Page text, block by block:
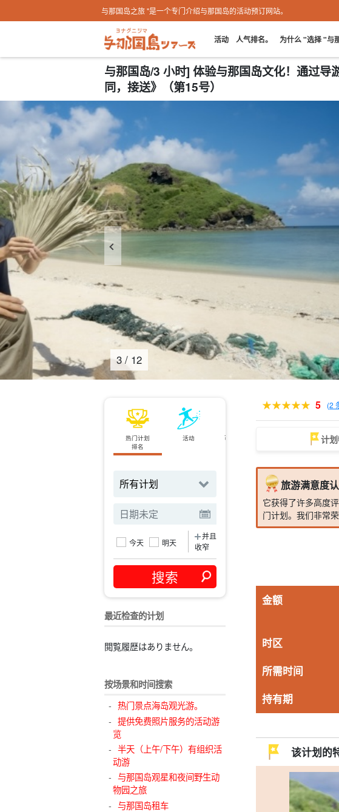
与那国岛之旅 "是一个专门介绍与那国岛的活动预订网站。
活动 人气排名。 为什么 "选择 "与
与那国岛/3 小时] 体验与那国岛文化！通过
同，接送》（第15号）
4 / 12
热门计划
排名
活动
可当天预订
注意车已满。
岛
今天 明天
并且
收窄
最近检查的计划
閲覧履歴はありません。
按场景和时间搜索
热门景点海岛观光游。
提供免费照片服务的活动游
览
半天（上午/下午）有组织活
动游
与那国岛观星和夜间野生动
物园之旅
与那国岛租车
5 (2
计
旅游满意度
它获得了许多高度
门计划。我们非常
金额
时区
所需时间
持有期
该计划的